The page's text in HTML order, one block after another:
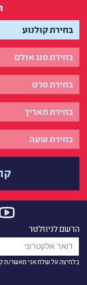
הרשם לניוזלטר
בלחיצה על שלח אני מאשר/ת